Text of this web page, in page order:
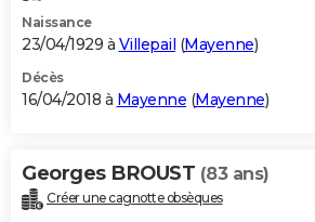
Naissance
23/04/1929 à Villepail (Mayenne)
Décès
16/04/2018 à Mayenne (Mayenne)
Georges BROUST (83 ans)
Créer une cagnotte obsèques